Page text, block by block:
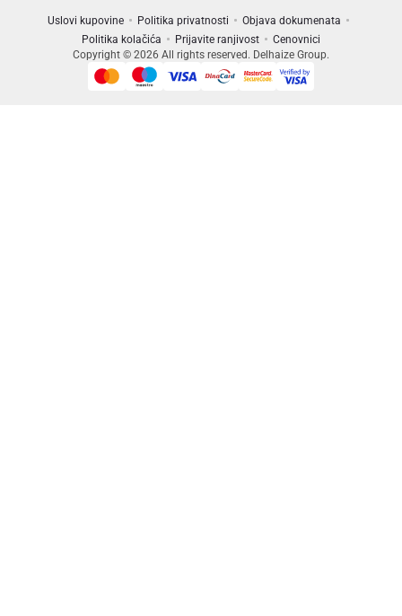
Uslovi kupovine Politika privatnosti
Objava dokumenata
Politika kolačića
Prijavite ranjivost
Cenovnici
Copyright © 2026 All rights reserved. Delhaize Group.